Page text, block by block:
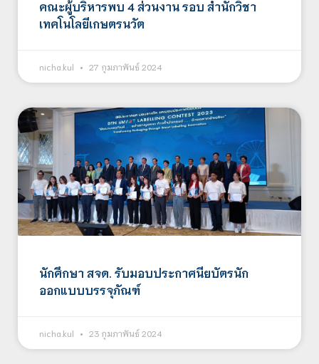
คณะผู้บริหารพบ 4 ส่วนงาน รอบ สำนักวิชา
เทคโนโลยีเกษตรนวัต
nicha.kul 27 กุมภาพันธ์ 2024
นักศึกษา สจด. รับมอบประกาศนียบัตรนัก
ออกแบบบรรจุภัณฑ์
nicha.kul 23 กุมภาพันธ์ 2024